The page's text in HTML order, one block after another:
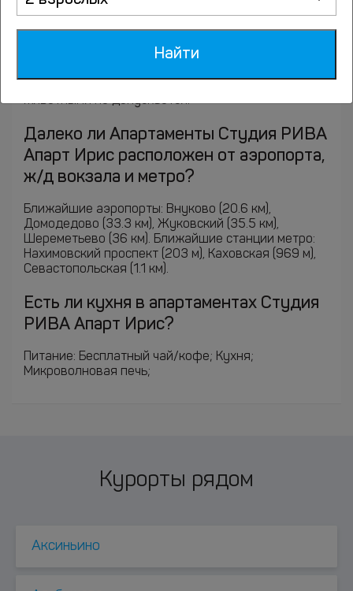
домашними животными в
апартаментах Студия РИВА Апарт
животными не допускается.
Далеко ли Апартаменты Студия РИВА
Апарт Ирис расположен от аэропорта,
ж/д вокзала и метро?
Ближайшие аэропорты: Внуково (20.6 км),
Домодедово (33.3 км), Жуковский (35.5 км),
Шереметьево (36 км). Ближайшие станции метро:
Нахимовский проспект (203 м), Каховская (969 м),
Севастопольская (1.1 км).
Есть ли кухня в апартаментах Студия
РИВА Апарт Ирис?
Питание: Бесплатный чай/кофе; Кухня;
Микроволновая печь;
Курорты рядом
Аксиньино
Найти